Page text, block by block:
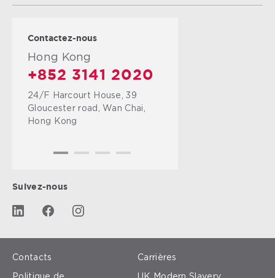
Contactez-nous
Hong Kong
+852 3141 2020
24/F Harcourt House, 39
Gloucester road, Wan Chai,
Hong Kong
Suivez-nous
Contacts Carrières
Politique de UK Modern Slavery